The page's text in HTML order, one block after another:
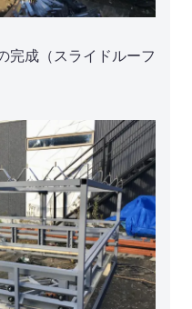
完成（スライドルーフ